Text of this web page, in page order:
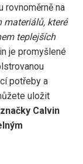
na
materiálů, které
teplejších
je promyšlené
potřeby a
uložit
Calvin